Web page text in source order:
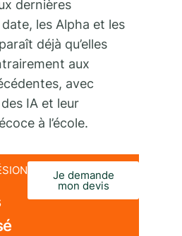
dernières
les Alpha et les
déjà qu’elles
aux
avec
IA et leur
à l’école.
Je demande
mon devis